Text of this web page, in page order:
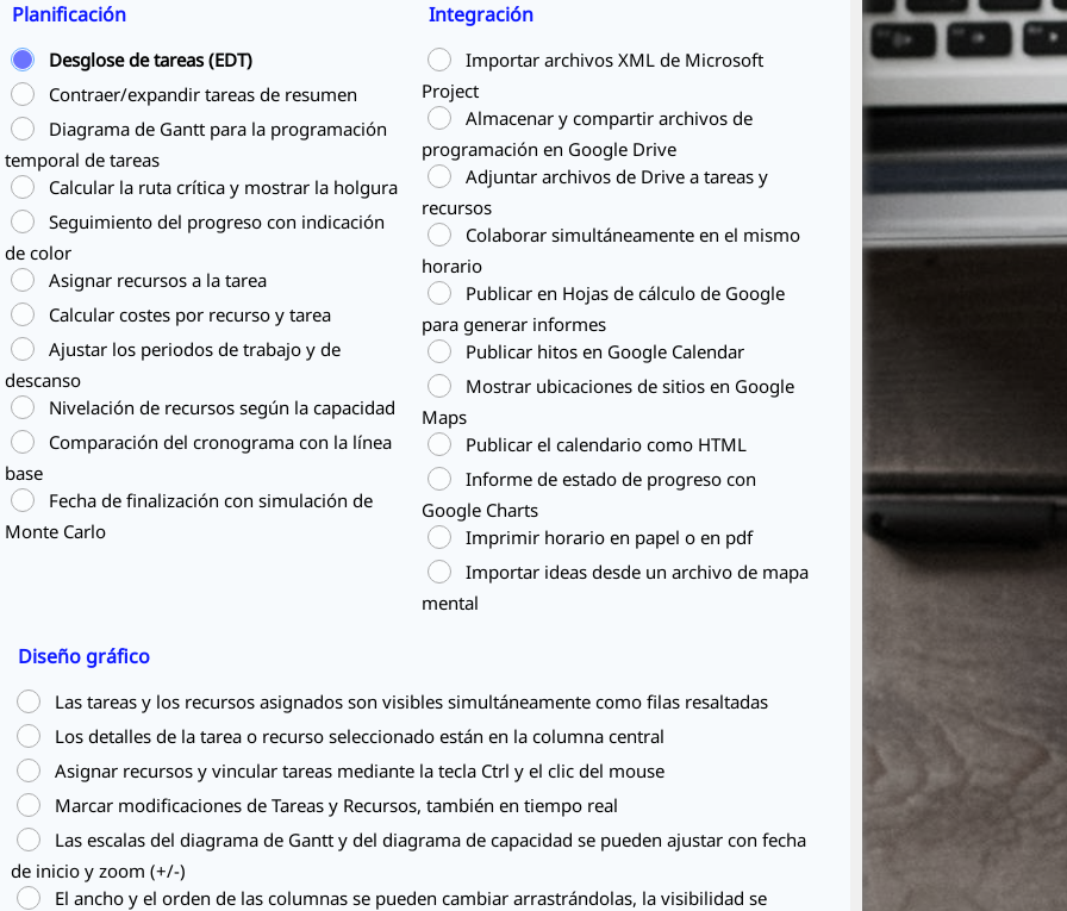
Planificación
Desglose de tareas (EDT)
Contraer/expandir tareas de resumen
Diagrama de Gantt para la programación
temporal de tareas
Calcular la ruta crítica y mostrar la holgura
Seguimiento del progreso con indicación
de color
Asignar recursos a la tarea
Calcular costes por recurso y tarea
Ajustar los periodos de trabajo y de
descanso
Nivelación de recursos según la capacidad
Comparación del cronograma con la línea
base
Fecha de finalización con simulación de
Monte Carlo
Integración
Importar archivos XML de Microsoft
Project
Almacenar y compartir archivos de
programación en Google Drive
Adjuntar archivos de Drive a tareas y
recursos
Colaborar simultáneamente en el mismo
horario
Publicar en Hojas de cálculo de Google
para generar informes
Publicar hitos en Google Calendar
Mostrar ubicaciones de sitios en Google
Maps
Publicar el calendario como HTML
Informe de estado de progreso con
Google Charts
Imprimir horario en papel o en pdf
Importar ideas desde un archivo de mapa
mental
Diseño gráfico
Las tareas y los recursos asignados son visibles simultáneamente como filas resaltadas
Los detalles de la tarea o recurso seleccionado están en la columna central
Asignar recursos y vincular tareas mediante la tecla Ctrl y el clic del mouse
Marcar modificaciones de Tareas y Recursos, también en tiempo real
Las escalas del diagrama de Gantt y del diagrama de capacidad se pueden ajustar con fecha
de inicio y zoom (+/-)
El ancho y el orden de las columnas se pueden cambiar arrastrándolas, la visibilidad se